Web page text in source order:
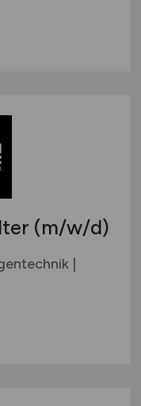
(m/w/d)
|